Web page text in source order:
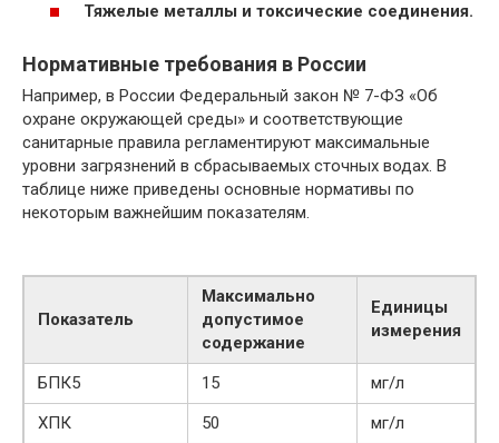
Тяжелые металлы и токсические соединения.
Нормативные требования в России
Например, в России Федеральный закон № 7-ФЗ «Об
охране окружающей среды» и соответствующие
санитарные правила регламентируют максимальные
уровни загрязнений в сбрасываемых сточных водах. В
таблице ниже приведены основные нормативы по
некоторым важнейшим показателям.
Показатель
Максимально
допустимое
содержание
Единицы
измерения
БПК5 15
мг/л
ХПК
50
мг/л